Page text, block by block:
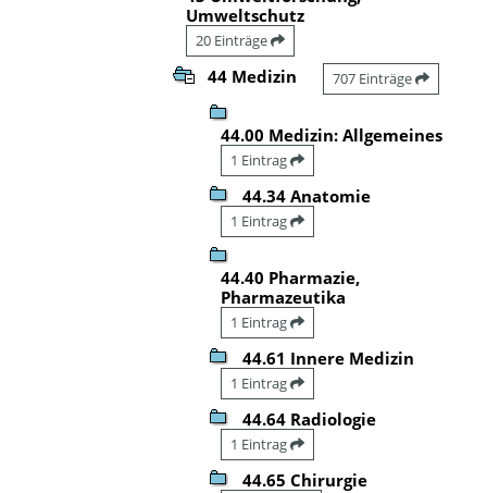
Umweltschutz
20 Einträge
44 Medizin 707 Einträge
44.00 Medizin: Allgemeines
1 Eintrag
44.34 Anatomie
1 Eintrag
44.40 Pharmazie,
Pharmazeutika
1 Eintrag
44.61 Innere Medizin
1 Eintrag
44.64 Radiologie
1 Eintrag
44.65 Chirurgie